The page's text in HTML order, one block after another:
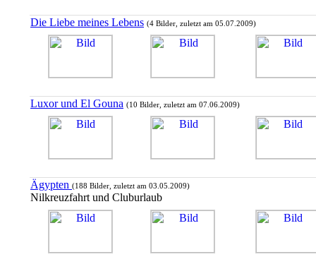
Die Liebe meines Lebens (4 Bilder, zuletzt am 05.07.2009)
Luxor und El Gouna (10 Bilder, zuletzt am 07.06.2009)
Ägypten (188 Bilder, zuletzt am 03.05.2009)
Nilkreuzfahrt und Cluburlaub